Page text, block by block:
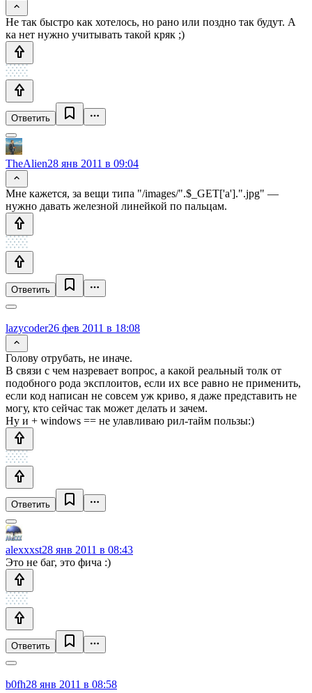
Не так быстро как хотелось, но рано или поздно так будут. А
ка нет нужно учитывать такой кряк ;)
Ответить
TheAlien28 янв 2011 в 09:04
Мне кажется, за вещи типа "/images/".$_GET['a'].".jpg" —
нужно давать железной линейкой по пальцам.
Ответить
lazycoder26 фев 2011 в 18:08
Голову отрубать, не иначе.
В связи с чем назревает вопрос, а какой реальный толк от
подобного рода эксплоитов, если их все равно не применить,
если код написан не совсем уж криво, я даже представить не
могу, кто сейчас так может делать и зачем.
Ну и + windows == не улавливаю рил-тайм пользы:)
Ответить
alexxxst28 янв 2011 в 08:43
Это не баг, это фича :)
Ответить
b0fh28 янв 2011 в 08:58